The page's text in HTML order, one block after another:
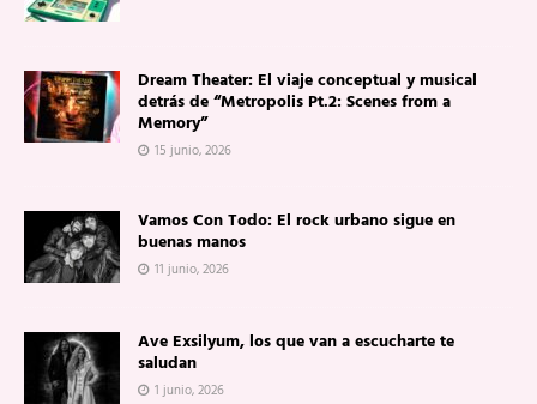
Dream Theater: El viaje conceptual y musical
detrás de “Metropolis Pt.2: Scenes from a
Memory”
15 junio, 2026
Vamos Con Todo: El rock urbano sigue en
buenas manos
11 junio, 2026
Ave Exsilyum, los que van a escucharte te
saludan
1 junio, 2026